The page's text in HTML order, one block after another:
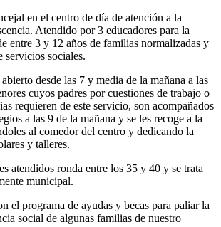
en el centro de día de atención a la
Atendido por 3 educadores para la
entre 3 y 12 años de familias normalizadas y
servicios sociales.
desde las 7 y media de la mañana a las
cuyos padres por cuestiones de trabajo o
requieren de este servicio, son acompañados
a las 9 de la mañana y se les recoge a la
al comedor del centro y dedicando la
y talleres.
atendidos ronda entre los 35 y 40 y se trata
municipal.
el programa de ayudas y becas para paliar la
social de algunas familias de nuestro